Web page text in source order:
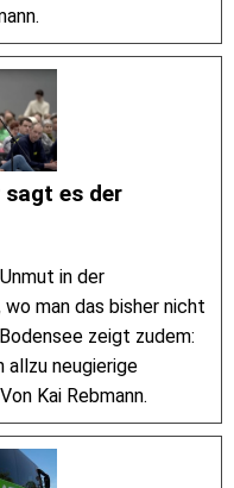
es der
in der
man das bisher nicht
zeigt zudem:
allzu neugierige
Kai Rebmann.